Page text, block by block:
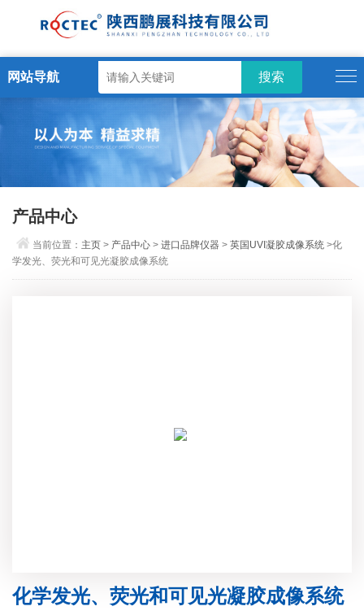
网站导航
产品中心
当前位置： 主页 > 产品中心 >进口品牌仪器 >英国UVI凝胶成像系统 >化
学发光、荧光和可见光凝胶成像系统
化学发光、荧光和可见光凝胶成像系统